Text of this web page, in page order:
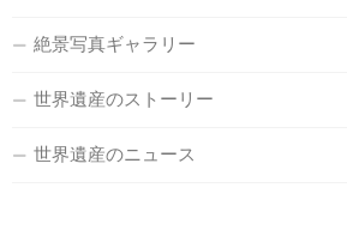
絶景写真ギャラリー
世界遺産のストーリー
世界遺産のニュース